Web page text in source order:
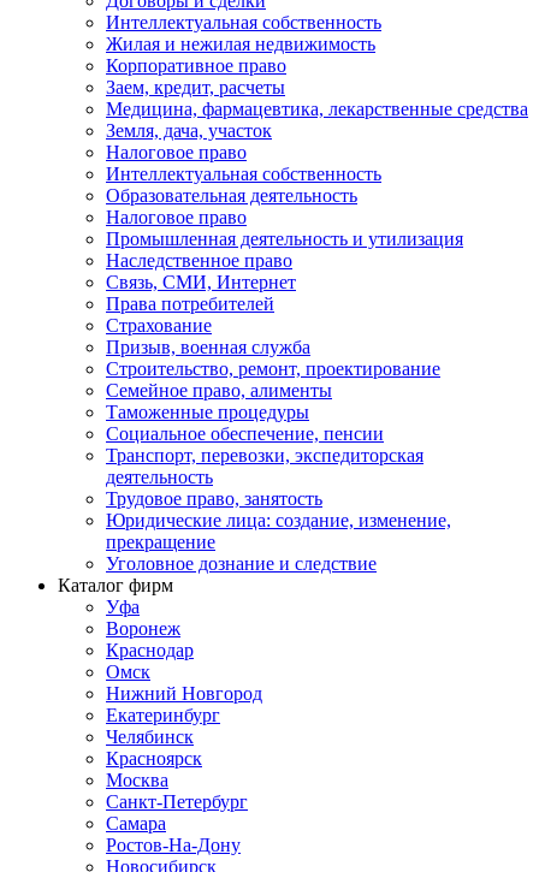
Интеллектуальная собственность
Жилая и нежилая недвижимость
Корпоративное право
Заем, кредит, расчеты
Медицина, фармацевтика, лекарственные средства
Земля, дача, участок
Налоговое право
Интеллектуальная собственность
Образовательная деятельность
Налоговое право
Промышленная деятельность и утилизация
Наследственное право
Связь, СМИ, Интернет
Права потребителей
Страхование
Призыв, военная служба
Строительство, ремонт, проектирование
Семейное право, алименты
Таможенные процедуры
Социальное обеспечение, пенсии
Транспорт, перевозки, экспедиторская
деятельность
Трудовое право, занятость
Юридические лица: создание, изменение,
прекращение
Уголовное дознание и следствие
Каталог фирм
Уфа
Воронеж
Краснодар
Омск
Нижний Новгород
Екатеринбург
Челябинск
Красноярск
Москва
Санкт-Петербург
Самара
Ростов-На-Дону
Новосибирск